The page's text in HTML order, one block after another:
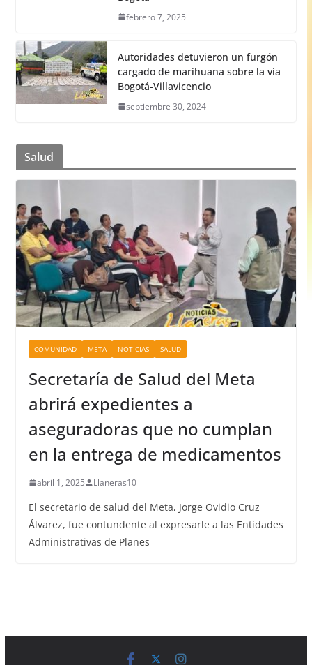
febrero 7, 2025
Autoridades detuvieron un furgón
cargado de marihuana sobre la vía
Bogotá-Villavicencio
septiembre 30, 2024
Salud
COMUNIDAD META NOTICIAS SALUD
Secretaría de Salud del Meta
abrirá expedientes a
aseguradoras que no cumplan
en la entrega de medicamentos
abril 1, 2025 Llaneras10
El secretario de salud del Meta, Jorge Ovidio Cruz
Álvarez, fue contundente al expresarle a las Entidades
Administrativas de Planes